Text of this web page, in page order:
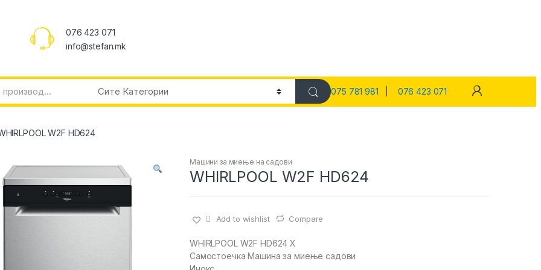
076 423 071
info@stefan.mk
075 781 981 076 423 071
W2F HD624
Машини за миење на садови
WHIRLPOOL W2F HD624
Add to wishlist Compare
WHIRLPOOL W2F HD624 X
Самостоечка Машина за миење садови